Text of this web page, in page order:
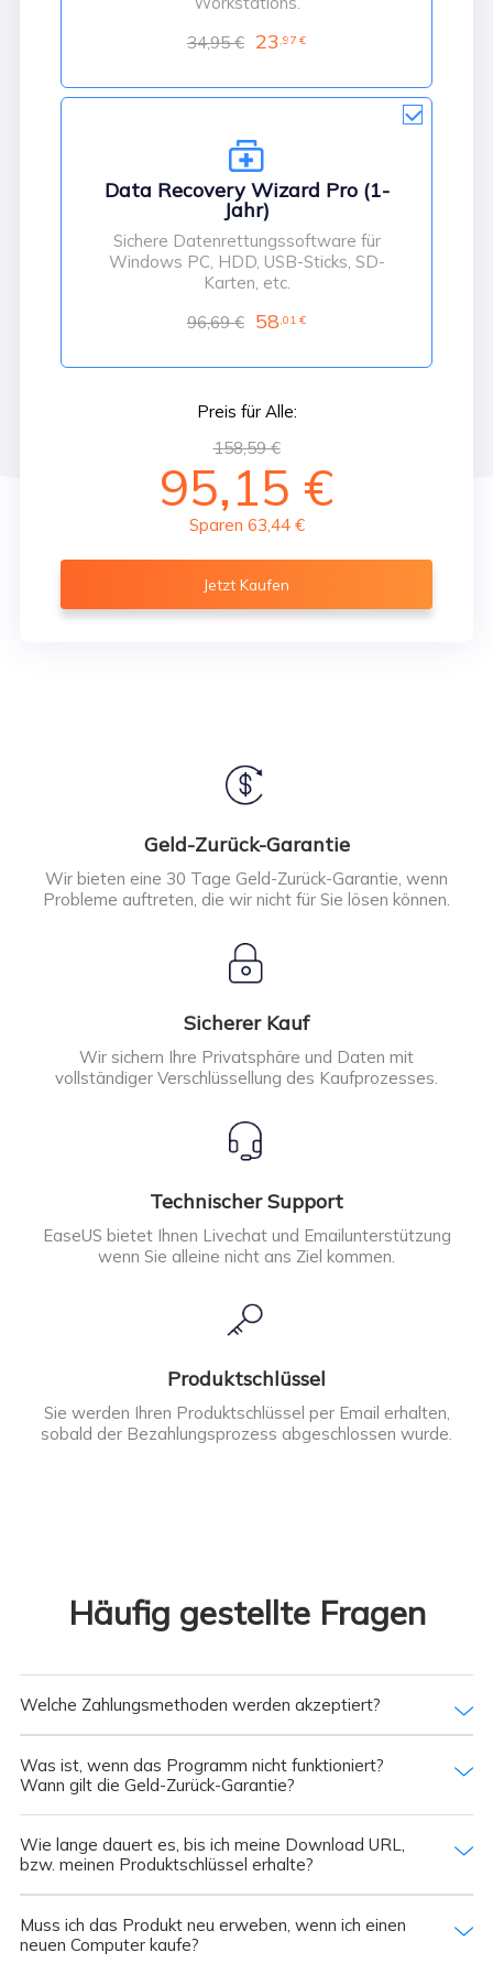
34,95 € 23 ,97 €

Data Recovery Wizard Pro (1-
Jahr)
Sichere Datenrettungssoftware für
Windows PC, HDD, USB-Sticks, SD-
Karten, etc.
96,69 € 58,01 €
Preis für Alle:
158,59 €
95,15 €
Sparen 63,44 €
Jetzt Kaufen
Geld-Zurück-Garantie
Wir bieten eine 30 Tage Geld-Zurück-Garantie, wenn
Probleme auftreten, die wir nicht für Sie lösen können.
Sicherer Kauf
Wir sichern Ihre Privatsphäre und Daten mit
vollständiger Verschlüssellung des Kaufprozesses.
Technischer Support
EaseUS bietet Ihnen Livechat und Emailunterstützung
wenn Sie alleine nicht ans Ziel kommen.
Produktschlüssel
Sie werden Ihren Produktschlüssel per Email erhalten,
sobald der Bezahlungsprozess abgeschlossen wurde.
Häufig gestellte Fragen
Welche Zahlungsmethoden werden akzeptiert?
Was ist, wenn das Programm nicht funktioniert?
Wann gilt die Geld-Zurück-Garantie?
Wie lange dauert es, bis ich meine Download URL,
bzw. meinen Produktschlüssel erhalte?
Muss ich das Produkt neu erweben, wenn ich einen
neuen Computer kaufe?